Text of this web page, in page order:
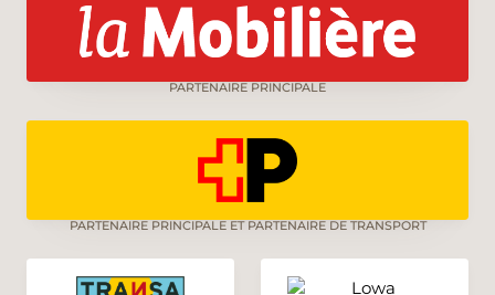
PARTENAIRE PRINCIPALE
PARTENAIRE PRINCIPALE ET PARTENAIRE DE TRANSPORT